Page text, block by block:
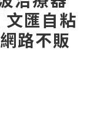
匯自粘
路不販